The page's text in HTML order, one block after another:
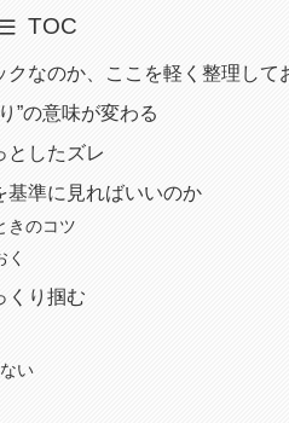
TOC
なのか、ここを軽く整理して
”の意味が変わる
としたズレ
基準に見ればいいのか
きのコツ
くり掴む
い